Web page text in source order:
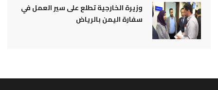
وزيرة الخارجية تطلع على سير العمل في
سفارة اليمن بالرياض